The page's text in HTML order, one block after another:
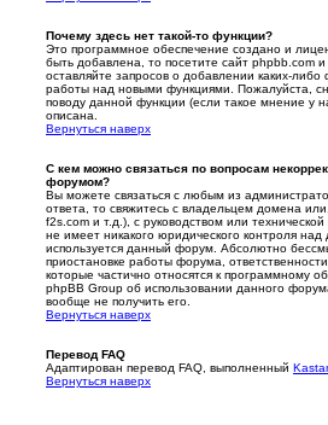
Почему здесь нет такой-то функции?
Это программное обеспечение создано и
быть добавлена, то посетите сайт phpbb.com
оставляйте запросов о добавлении каких-
работы над новыми функциями. Пожалуйста,
поводу данной функции (если такое мнение у
описана.
Вернуться наверх
С кем можно связаться по вопросам
форумом?
Вы можете связаться с любым из
ответа, то свяжитесь с владельцем домена
f2s.com и т.д.), с руководством или
не имеет никакого юридического контроля
используется данный форум. Абсолютно
приостановке работы форума,
которые частично относятся к программному
phpBB Group об использовании данного
вообще не получить его.
Вернуться наверх
Перевод FAQ
Адаптирован перевод FAQ, выполненный
Вернуться наверх